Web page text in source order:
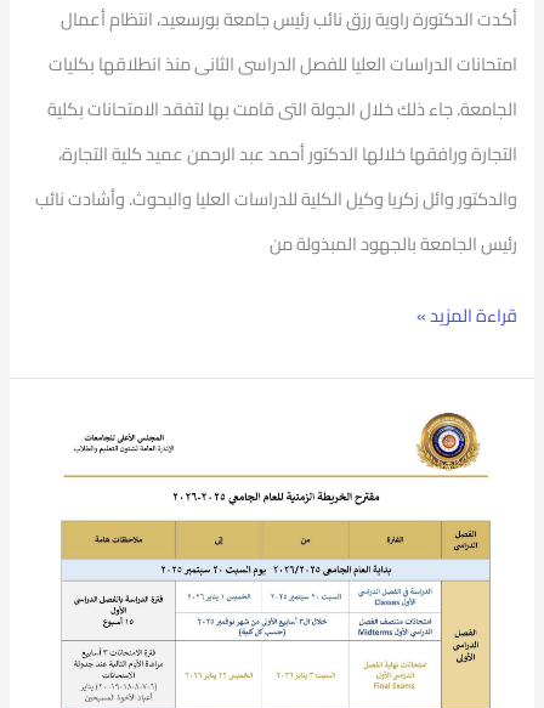
أكدت الدكتورة راوية رزق نائب رئيس جامعة بورسعيد، انتظام أعمال
امتحانات الدراسات العليا للفصل الدراسى الثانى منذ انطلاقها بكليات
الجامعة. جاء ذلك خلال الجولة التى قامت بها لتفقد الامتحانات بكلية
التجارة ورافقها خلالها الدكتور أحمد عبد الرحمن عميد كلية التجارة،
والدكتور وائل زكريا وكيل الكلية للدراسات العليا والبحوث. وأشادت نائب
رئيس الجامعة بالجهود المبذولة من
قراءة المزيد »
المجلس
الأعلى
للجامعات
يعلن
الزمنية